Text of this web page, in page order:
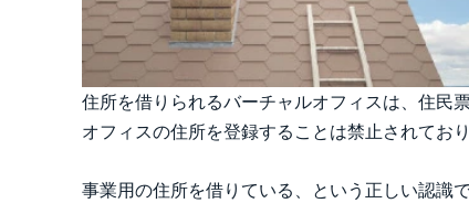
住所を借りられるバーチャルオフィスは、住民
オフィスの住所を登録することは禁止されてお
事業用の住所を借りている、という正しい認識